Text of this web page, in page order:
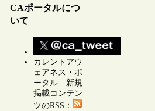
CAポータルにつ
いて
カレントアウ
ェアネス・ポ
ータル 新規
掲載コンテン
ツのRSS：